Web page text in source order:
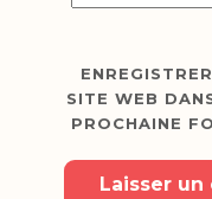
SITE WEB
PROCHAINE
Laisser